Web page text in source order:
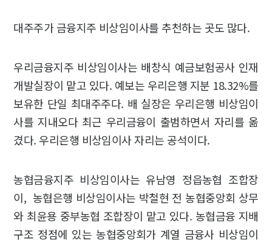
대주주가 금융지주 비상임이사를 추천하는 곳도 많다.
우리금융지주 비상임이사는 배창식 예금보험공사 인재
개발실장이 맡고 있다. 예보는 우리은행 지분 18.32%를
보유한 단일 최대주주다. 배 실장은 우리은행 비상임이
사를 지내오다 최근 우리금융이 출범하면서 자리를 옮
겼다. 우리은행 비상임이사 자리는 공석이다.
농협금융지주 비상임이사는 유남영 정읍농협 조합장
이, 농협은행 비상임이사는 박철현 전 농협중앙회 상무
와 최윤용 중부농협 조합장이 맡고 있다. 농협금융 지배
구조 정점에 있는 농협중앙회가 계열 금융사 비상임이